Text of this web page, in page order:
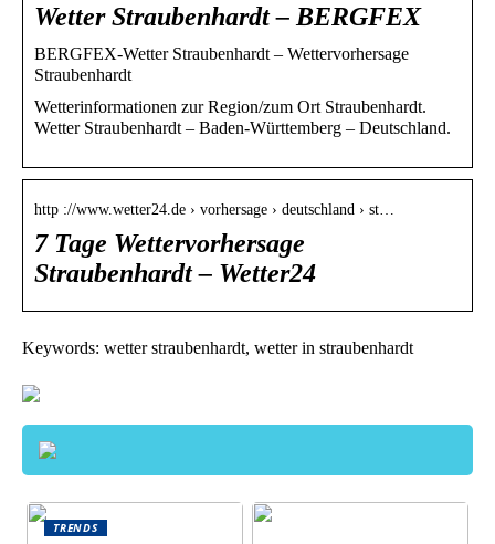
Wetter Straubenhardt – BERGFEX
BERGFEX-Wetter Straubenhardt – Wettervorhersage
Straubenhardt
Wetterinformationen zur Region/zum Ort Straubenhardt.
Wetter Straubenhardt – Baden-Württemberg – Deutschland.
http ://www.wetter24.de › vorhersage › deutschland › st…
7 Tage Wettervorhersage
Straubenhardt – Wetter24
Keywords: wetter straubenhardt, wetter in straubenhardt
TRENDS